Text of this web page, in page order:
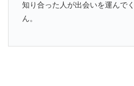
知り合った人が出会いを運んで
ん。